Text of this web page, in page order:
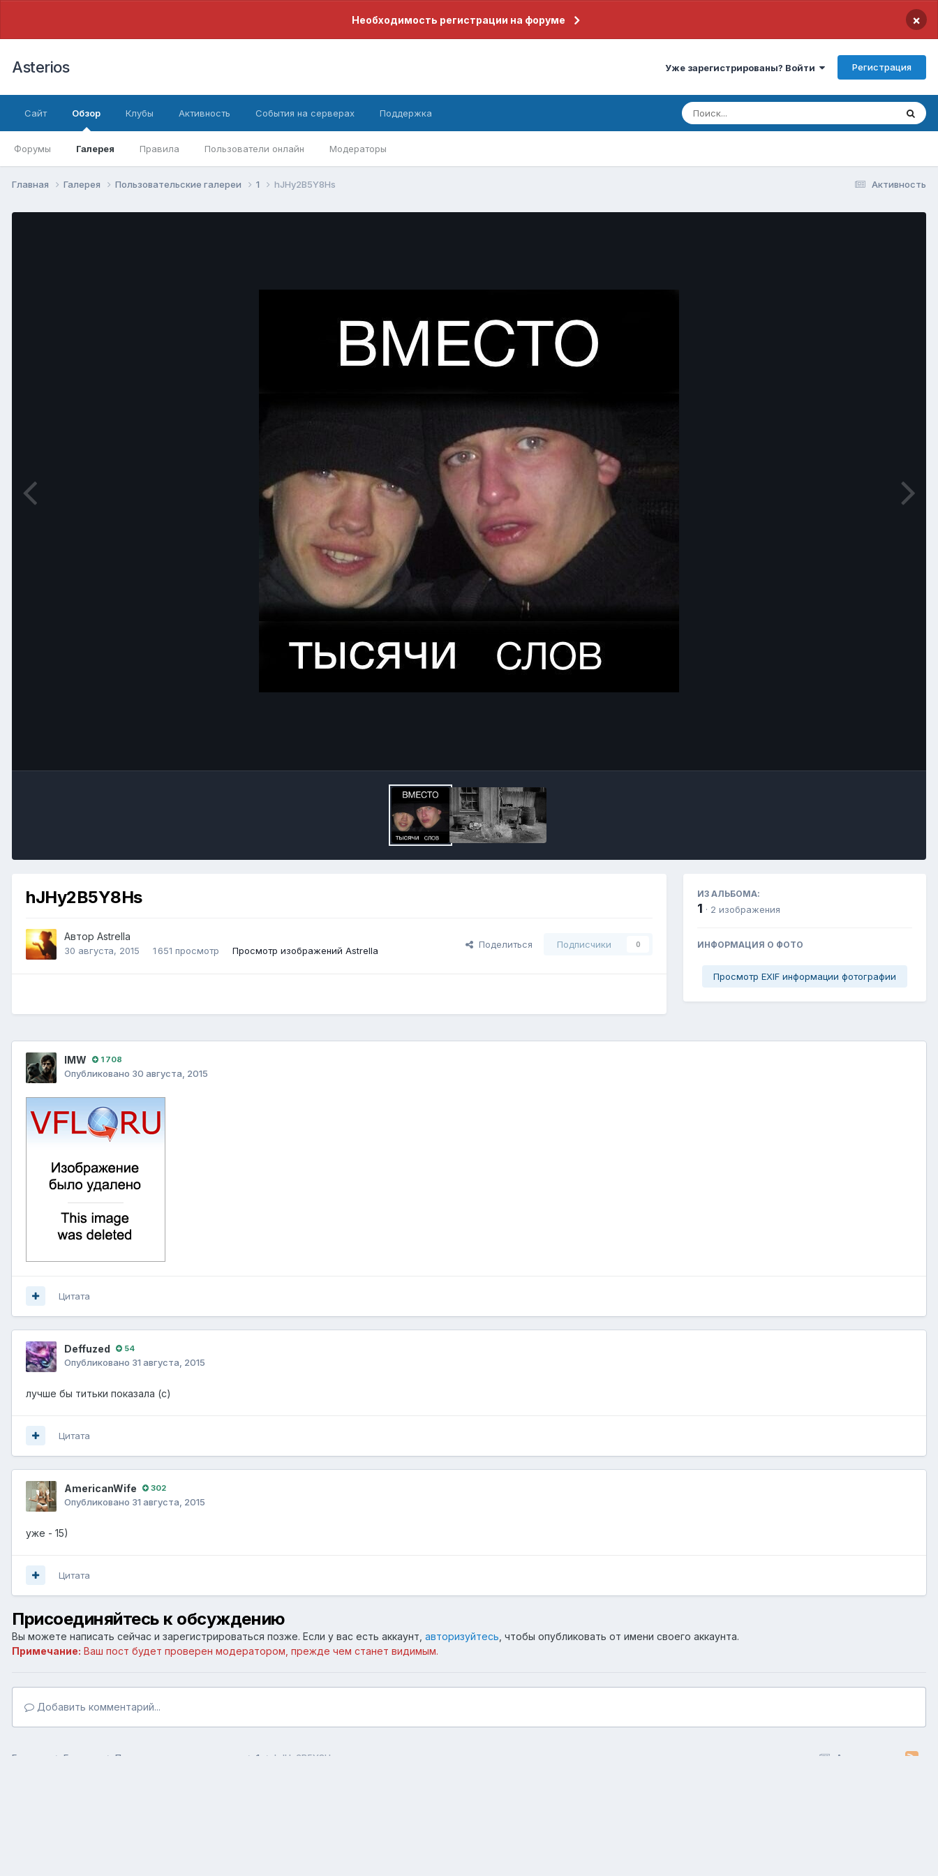
Необходимость регистрации на форуме ×
Asterios Уже зарегистрированы? Войти Регистрация
Сайт Обзор
Форумы Галерея Правила Пользователи онлайн Модераторы
Клубы Активность События на серверах Поддержка
Активность
Главная Галерея Пользовательские галереи 1 hJHy2B5Y8Hs
hJHy2B5Y8Hs
Автор Astrella
30 августа, 2015 1 651 просмотр Просмотр изображений Astrella
Поделиться Подписчики 0
ИЗ АЛЬБОМА:
1 · 2 изображения
ИНФОРМАЦИЯ О ФОТО
Просмотр EXIF информации фотографии
IMW 1 708
Опубликовано 30 августа, 2015
Цитата
Dеffuzed 54
Опубликовано 31 августа, 2015
лучше бы титьки показала (с)
Цитата
AmericanWife 302
Опубликовано 31 августа, 2015
уже - 15)
Цитата
Присоединяйтесь к обсуждению
Вы можете написать сейчас и зарегистрироваться позже. Если у вас есть аккаунт, авторизуйтесь , чтобы опубликовать от имени своего аккаунта.
Примечание: Ваш пост будет проверен модератором, прежде чем станет видимым.
Добавить комментарий...
Активность
Главная Галерея Пользовательские галереи 1 hJHy2B5Y8Hs